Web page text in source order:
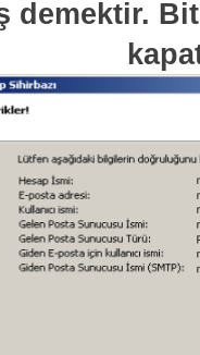
demektir.